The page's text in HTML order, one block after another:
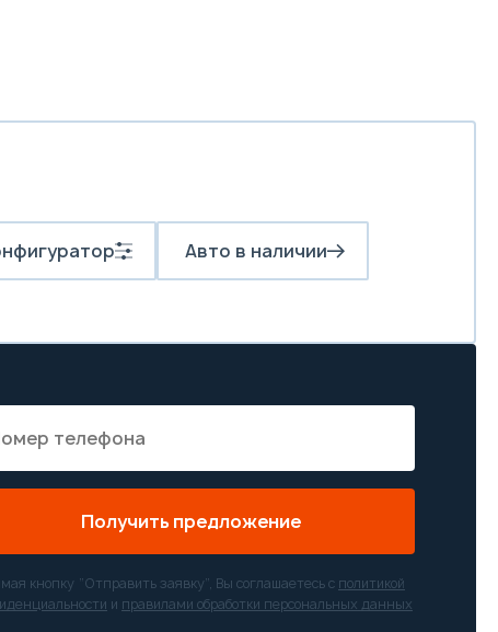
Авто в наличии
Получить предложение
кнопку “Отправить заявку”, Вы соглашаетесь с политикой
и правилами обработки персональных данных